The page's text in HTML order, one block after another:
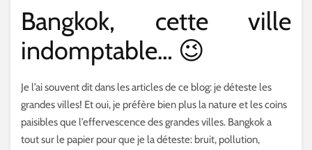
Bangkok, cette ville
indomptable… 😉
Je l’ai souvent dit dans les articles de ce blog: je déteste les
grandes villes! Et oui, je préfère bien plus la nature et les coins
paisibles que l’effervescence des grandes villes. Bangkok a
tout sur le papier pour que je la déteste: bruit, pollution,